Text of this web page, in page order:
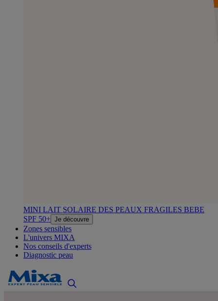
MINI LAIT SOLAIRE DES PEAUX FRAGILES BEBE
SPF 50+ Je découvre
Zones sensibles
L'univers MIXA
Nos conseils d'experts
Diagnostic peau